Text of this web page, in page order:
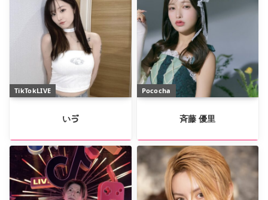
TikTokLIVE
いゔ
Pococha
斉藤 優里